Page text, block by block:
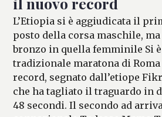
L’Etiopia si è aggiudicata il
posto della corsa maschile, ma
bronzo in quella femminile Si
tradizionale maratona di
record, segnato dall’etiope
che ha tagliato il traguardo in
48 secondi. Il secondo ad